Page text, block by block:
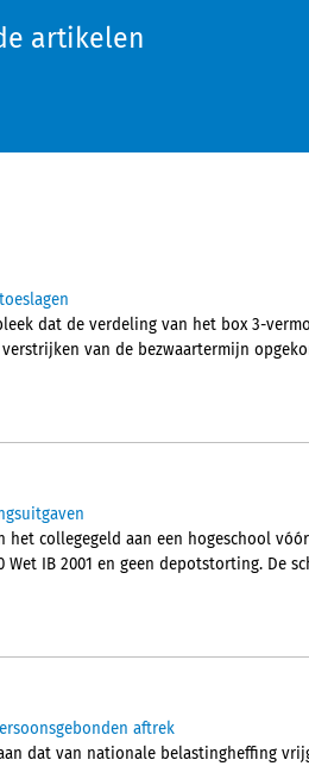
artikelen
dat de verdeling van het box 3-
van de bezwaartermijn
collegegeld aan een hogeschool
IB 2001 en geen depotstorting. De
aftrek
dat van nationale belastingheffing